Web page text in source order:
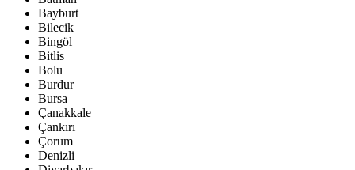
Bayburt
Bilecik
Bingöl
Bitlis
Bolu
Burdur
Bursa
Çanakkale
Çankırı
Çorum
Denizli